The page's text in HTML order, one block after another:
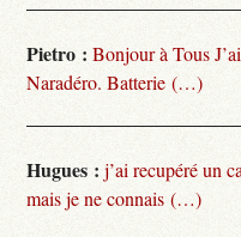
Pietro : Bonjour à Tous
Naradéro. Batterie (…)
Hugues : j’ai recupéré un
mais je ne connais (…)